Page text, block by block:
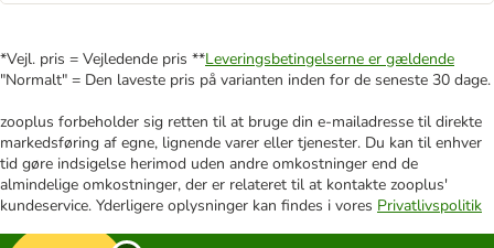
*Vejl. pris = Vejledende pris **Leveringsbetingelserne er gældende
"Normalt" = Den laveste pris på varianten inden for de seneste 30 dage.
zooplus forbeholder sig retten til at bruge din e-mailadresse til direkte
markedsføring af egne, lignende varer eller tjenester. Du kan til enhver
tid gøre indsigelse herimod uden andre omkostninger end de
almindelige omkostninger, der er relateret til at kontakte zooplus'
kundeservice. Yderligere oplysninger kan findes i vores Privatlivspolitik